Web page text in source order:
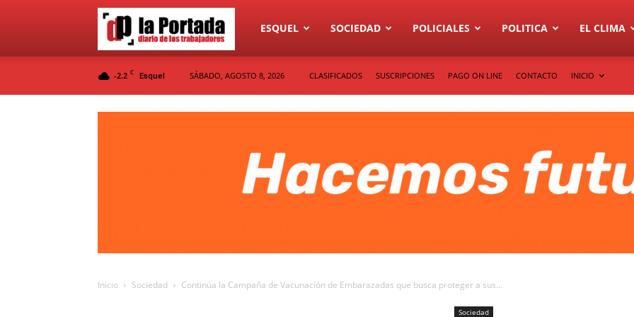
Diario
ESQUEL SOCIEDAD POLICIALES POLITICA EL CLIMA
-2.2 C Esquel SÁBADO, AGOSTO 8, 2026 CLASIFICADOS SUSCRIPCIONES PAGO ON LINE CONTACTO INICIO
Inicio Sociedad Continúa la Campaña de Vacunación de Embarazadas que busca proteger a sus...
Sociedad